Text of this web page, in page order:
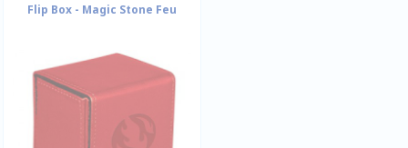
Flip Box - Magic Stone Feu